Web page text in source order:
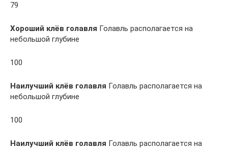
79
Хороший клёв голавля Голавль располагается на
небольшой глубине
100
Наилучший клёв голавля Голавль располагается на
небольшой глубине
100
Наилучший клёв голавля Голавль располагается на